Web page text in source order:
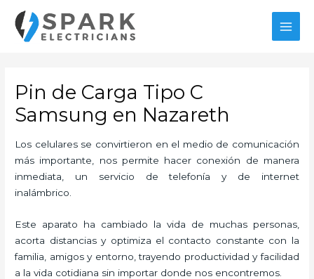
contenido
Pin de Carga Tipo C
Samsung en Nazareth
Los celulares se convirtieron en el medio de comunicación
más importante, nos permite hacer conexión de manera
inmediata, un servicio de telefonía y de internet
inalámbrico.
Este aparato ha cambiado la vida de muchas personas,
acorta distancias y optimiza el contacto constante con la
familia, amigos y entorno, trayendo productividad y facilidad
a la vida cotidiana sin importar donde nos encontremos.